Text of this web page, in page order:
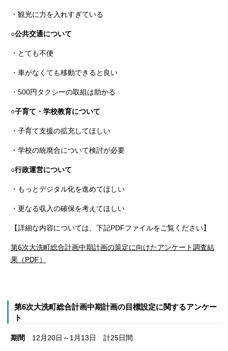
・観光に力を入れすぎている
○公共交通について
・とても不便
・車がなくても移動できると良い
・500円タクシーの取組は助かる
○子育て・学校教育について
・子育て支援の拡充してほしい
・学校の統廃合について検討が必要
○行政運営について
・もっとデジタル化を進めてほしい
・更なる収入の確保を考えてほしい
【詳細な内容については、下記PDFファイルをご覧ください】
第6次大洗町総合計画中期計画の策定に向けたアンケート調査結
果（PDF）
第6次大洗町総合計画中期計画の目標設定に関するアンケー
ト
期間 12月20日～1月13日 計25日間